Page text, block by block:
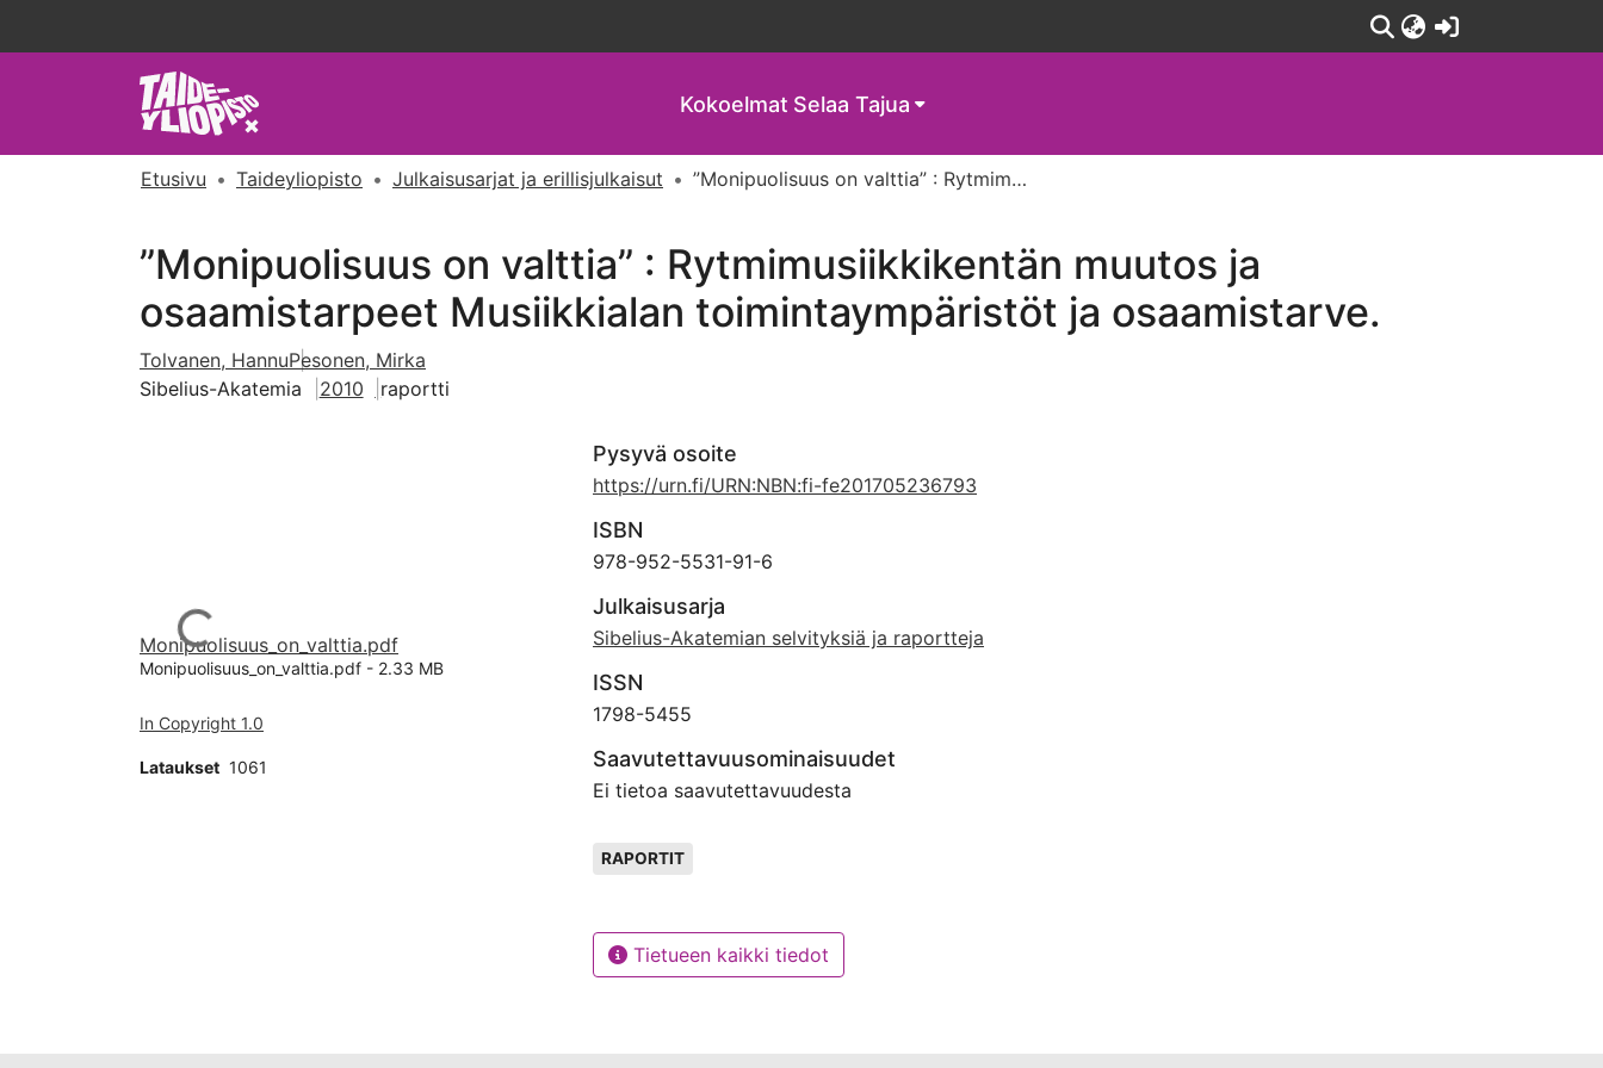
Kokoelmat Selaa Tajua
Etusivu Taideyliopisto Julkaisusarjat ja erillisjulkaisut ”Monipuolisuus on valttia” : Rytmimusiikkikentän muutos ja osaamistarpeet Musiikkialan toimintaympäristöt ja osaamistarve.
”Monipuolisuus on valttia” : Rytmimusiikkikentän muutos ja
osaamistarpeet Musiikkialan toimintaympäristöt ja osaamistarve.
Tolvanen, HannuPesonen, Mirka
Sibelius-Akatemia
2010 raportti
Ladataan...
Monipuolisuus_on_valttia.pdf
Monipuolisuus_on_valttia.pdf - 2.33 MB
In Copyright 1.0
Lataukset 1061
Pysyvä osoite
https://urn.fi/URN:NBN:fi-fe201705236793
ISBN
978-952-5531-91-6
Julkaisusarja
Sibelius-Akatemian selvityksiä ja raportteja
ISSN
1798-5455
Saavutettavuusominaisuudet
Ei tietoa saavutettavuudesta
RAPORTIT
Tietueen kaikki tiedot